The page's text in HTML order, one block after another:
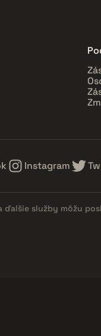
Instagram
ďalšie služby môžu